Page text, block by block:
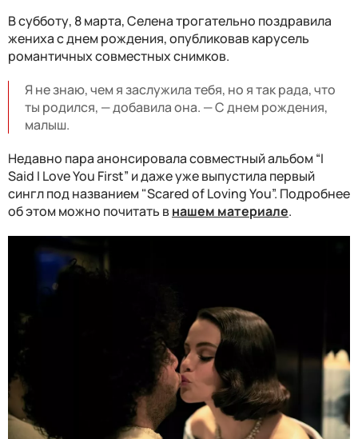
В субботу, 8 марта, Селена трогательно поздравила
жениха с днем рождения, опубликовав карусель
романтичных совместных снимков.
Я не знаю, чем я заслужила тебя, но я так рада, что
ты родился, — добавила она. — С днем ​​рождения,
малыш.
Недавно пара анонсировала совместный альбом “I
Said I Love You First” и даже уже выпустила первый
сингл под названием "Scared of Loving You”. Подробнее
об этом можно почитать внашем материале.